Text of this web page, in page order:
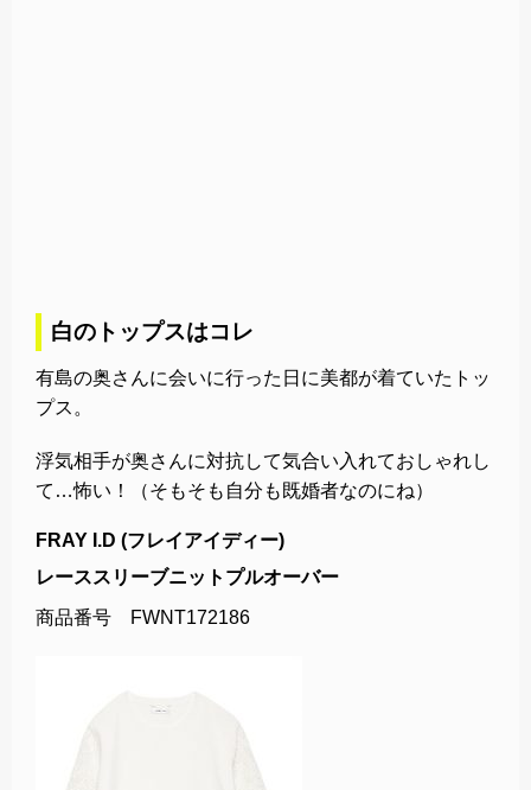
白のトップスはコレ
有島の奥さんに会いに行った日に美都が着ていたトッ
プス。
浮気相手が奥さんに対抗して気合い入れておしゃれし
て…怖い！（そもそも自分も既婚者なのにね）
FRAY I.D (フレイアイディー)
レーススリーブニットプルオーバー
商品番号 FWNT172186